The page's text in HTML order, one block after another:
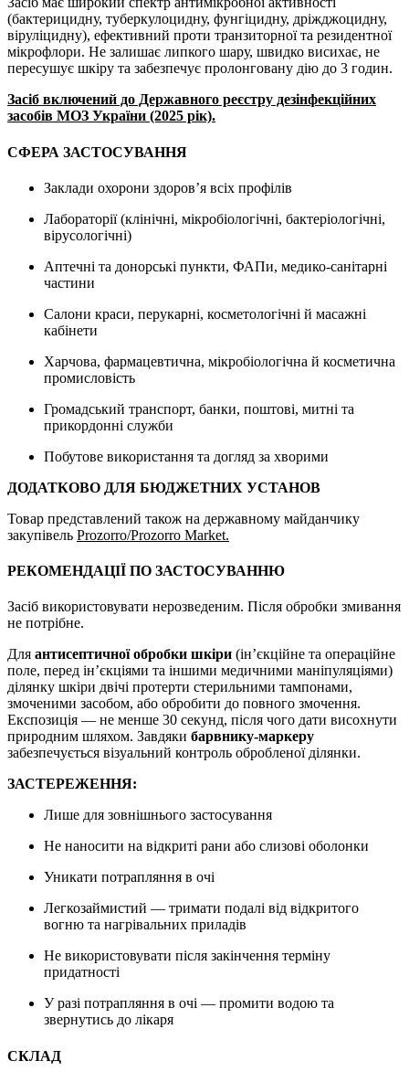
(бактерицидну, туберкулоцидну, фунгіцидну, дріжджоцидну,
віруліцидну), ефективний проти транзиторної та резидентної
мікрофлори. Не залишає липкого шару, швидко висихає, не
пересушує шкіру та забезпечує пролонговану дію до 3 годин.
Засіб включений до Державного реєстру дезінфекційних
засобів МОЗ України (2025 рік).
СФЕРА ЗАСТОСУВАННЯ
Заклади охорони здоров’я всіх профілів
Лабораторії (клінічні, мікробіологічні, бактеріологічні,
вірусологічні)
Аптечні та донорські пункти, ФАПи, медико-санітарні
частини
Салони краси, перукарні, косметологічні й масажні
кабінети
Харчова, фармацевтична, мікробіологічна й косметична
промисловість
Громадський транспорт, банки, поштові, митні та
прикордонні служби
Побутове використання та догляд за хворими
ДОДАТКОВО ДЛЯ БЮДЖЕТНИХ УСТАНОВ
Товар представлений також на державному майданчику
закупівель Prozorro/Prozorro Market.
РЕКОМЕНДАЦІЇ ПО ЗАСТОСУВАННЮ
Засіб використовувати нерозведеним. Після обробки змивання
не потрібне.
Для антисептичної обробки шкіри (ін’єкційне та операційне
поле, перед ін’єкціями та іншими медичними маніпуляціями)
ділянку шкіри двічі протерти стерильними тампонами,
змоченими засобом, або обробити до повного змочення.
Експозиція — не менше 30 секунд, після чого дати висохнути
природним шляхом. Завдяки барвнику-маркеру
забезпечується візуальний контроль обробленої ділянки.
ЗАСТЕРЕЖЕННЯ:
Лише для зовнішнього застосування
Не наносити на відкриті рани або слизові оболонки
Уникати потрапляння в очі
Легкозаймистий — тримати подалі від відкритого
вогню та нагрівальних приладів
Не використовувати після закінчення терміну
придатності
У разі потрапляння в очі — промити водою та
звернутись до лікаря
СКЛАД